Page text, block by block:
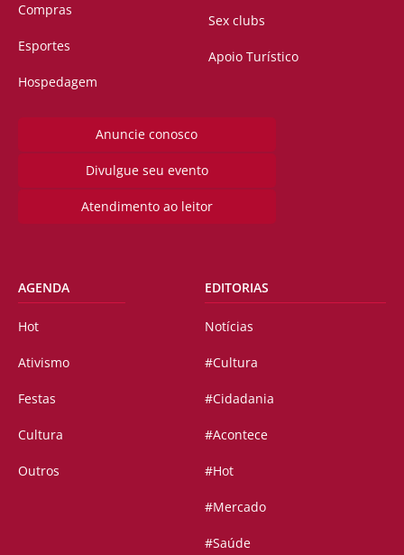
Compras
Esportes
Hospedagem
Sex clubs
Apoio Turístico
Anuncie conosco
Divulgue seu evento
Atendimento ao leitor
AGENDA
Hot
Ativismo
Festas
Cultura
Outros
EDITORIAS
Notícias
#Cultura
#Cidadania
#Acontece
#Hot
#Mercado
#Saúde